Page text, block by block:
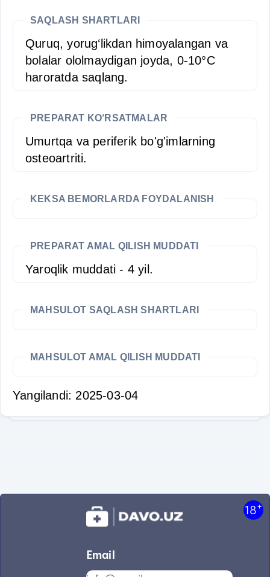
SAQLASH SHARTLARI
Quruq, yorug‘likdan himoyalangan va
bolalar ololmaydigan joyda, 0-10°C
haroratda saqlang.
PREPARAT KO‘RSATMALAR
Umurtqa va periferik bo'g'imlarning
osteoartriti.
KEKSA BEMORLARDA FOYDALANISH
PREPARAT AMAL QILISH MUDDATI
Yaroqlik muddati - 4 yil.
MAHSULOT SAQLASH SHARTLARI
MAHSULOT AMAL QILISH MUDDATI
Yangilandi: 2025-03-04
18+
Email